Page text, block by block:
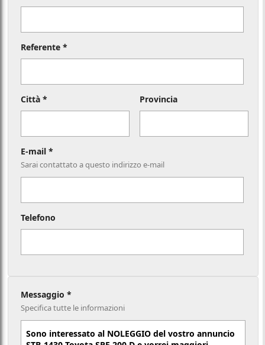
Referente *
Città * Provincia
E-mail *
Sarai contattato a questo indirizzo e-mail
Telefono
Messaggio *
Specifica tutte le informazioni